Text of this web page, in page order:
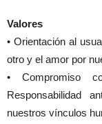
Valores
• Orientación al
otro y el amor por
• Compromiso
Responsabilidad
nuestros vínculos